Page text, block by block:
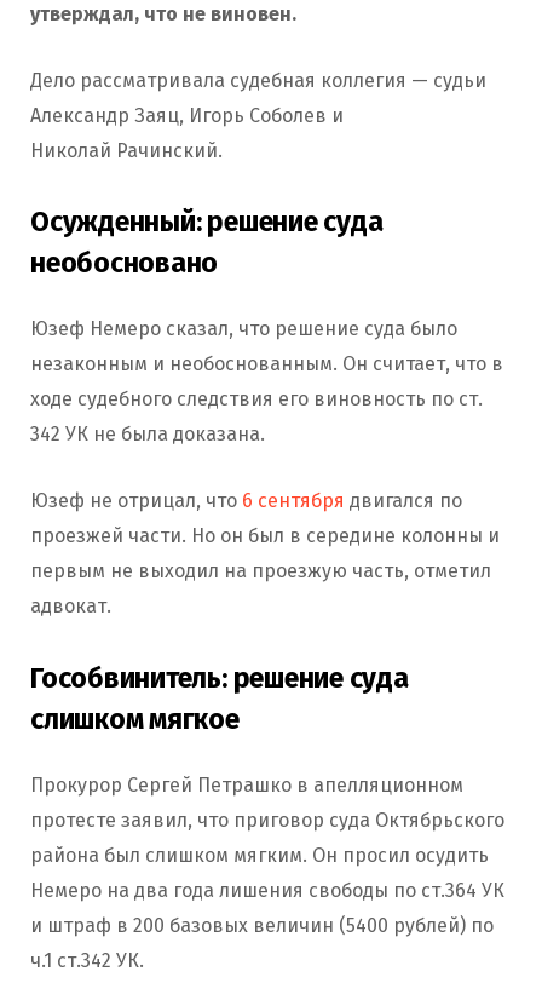
утверждал, что не виновен.
Дело рассматривала судебная коллегия — судьи
Александр Заяц, Игорь Соболев и
Николай Рачинский.
Осужденный: решение суда
необосновано
Юзеф Немеро сказал, что решение суда было
незаконным и необоснованным. Он считает, что в
ходе судебного следствия его виновность по ст.
342 УК не была доказана.
Юзеф не отрицал, что 6 сентября двигался по
проезжей части. Но он был в середине колонны и
первым не выходил на проезжую часть, отметил
адвокат.
Гособвинитель: решение суда
слишком мягкое
Прокурор Сергей Петрашко в апелляционном
протесте заявил, что приговор суда Октябрьского
района был слишком мягким. Он просил осудить
Немеро на два года лишения свободы по ст.364 УК
и штраф в 200 базовых величин (5400 рублей) по
ч.1 ст.342 УК.